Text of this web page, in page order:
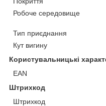
Робоче середовище
Тип приєднання
Кут вигину
Користувальницькі
EAN
Штрихкод
Штрихкод